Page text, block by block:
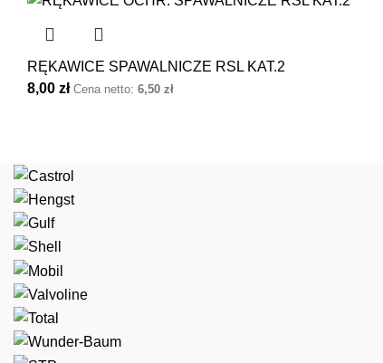
RĘKAWICE SPAWALNICZE RSL KAT.2
8,00 zł Cena netto: 6,50 zł